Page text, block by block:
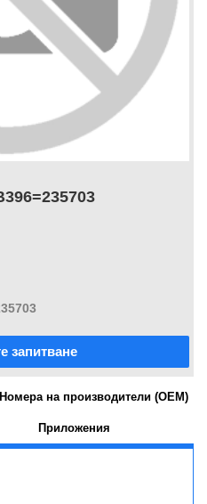
запитване
Номера на производители (OEM)
Приложения